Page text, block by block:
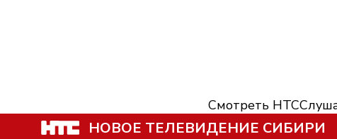
Смотреть НТС
НОВОЕ ТЕЛЕВИДЕНИЕ СИБИРИ